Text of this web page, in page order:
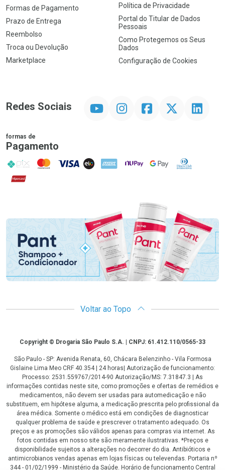
Formas de Pagamento
Prazo de Entrega
Reembolso
Troca ou Devolução
Marketplace
Política de Privacidade
Portal do Titular de Dados
Pessoais
Como Protegemos os Seus
Dados
Configuração de Cookies
Redes Sociais InstagramFacebookTwitter Linkedin
formas de
Pagamento
PIX MasterCard
VISA ELO AMEX NuPay Google PayDiners Club
Hipercard
Promoção em Destaque
Voltar ao Topo
CopyrightCopyright © Drogaria São Paulo S.A. | CNPJ: 61.412.110/0565-33
São Paulo - SP: Avenida Renata, 60, Chácara Belenzinho - Vila Formosa
Gislaine Lima Meo CRF 40.354 | 24 horas| Autorização de funcionamento:
Processo: 2531.559767/2014-90 Autorização/MS: 7.31847.3 | As
informações contidas neste site, como promoções e ofertas de remédios e
medicamentos, não devem ser usadas para automedicação e não
substituem, em hipótese alguma, a medicação prescrita pelo profissional da
área médica. Somente o médico está em condições de diagnosticar
qualquer problema de saúde e prescrever o tratamento adequado. Os
preços e as promoções são válidos apenas para compras via internet. As
fotos contidas em nosso site são meramente ilustrativas. *Preços e
disponibilidade sujeitos a alterações no decorrer do dia. Antibióticos e
antimicrobianos vendas apenas em lojas físicas ou televendas. Portaria nº
344 - 01/02/1999 - Ministério da Saúde. Horário de funcionamento Central